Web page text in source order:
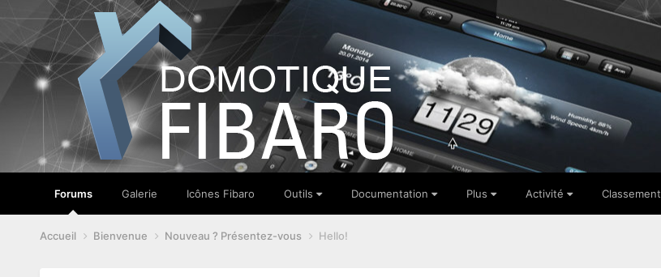
Forums Galerie Icônes Fibaro Outils Documentation Plus Activité Classement
Accueil Bienvenue Nouveau ? Présentez-vous Hello!